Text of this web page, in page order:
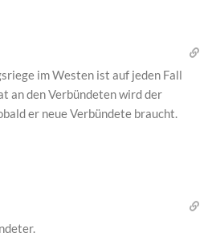
im Westen ist auf jeden Fall
an den Verbündeten wird der
er neue Verbündete braucht.